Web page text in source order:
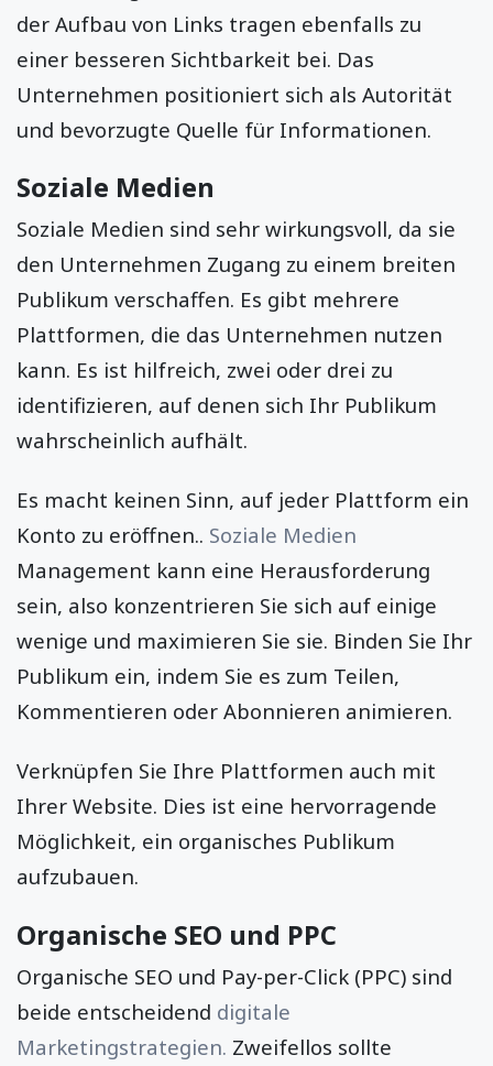
der Aufbau von Links tragen ebenfalls zu
einer besseren Sichtbarkeit bei. Das
Unternehmen positioniert sich als Autorität
und bevorzugte Quelle für Informationen.
Soziale Medien
Soziale Medien sind sehr wirkungsvoll, da sie
den Unternehmen Zugang zu einem breiten
Publikum verschaffen. Es gibt mehrere
Plattformen, die das Unternehmen nutzen
kann. Es ist hilfreich, zwei oder drei zu
identifizieren, auf denen sich Ihr Publikum
wahrscheinlich aufhält.
Es macht keinen Sinn, auf jeder Plattform ein
Konto zu eröffnen.. Soziale Medien
Management kann eine Herausforderung
sein, also konzentrieren Sie sich auf einige
wenige und maximieren Sie sie. Binden Sie Ihr
Publikum ein, indem Sie es zum Teilen,
Kommentieren oder Abonnieren animieren.
Verknüpfen Sie Ihre Plattformen auch mit
Ihrer Website. Dies ist eine hervorragende
Möglichkeit, ein organisches Publikum
aufzubauen.
Organische SEO und PPC
Organische SEO und Pay-per-Click (PPC) sind
beide entscheidend digitale
Marketingstrategien. Zweifellos sollte